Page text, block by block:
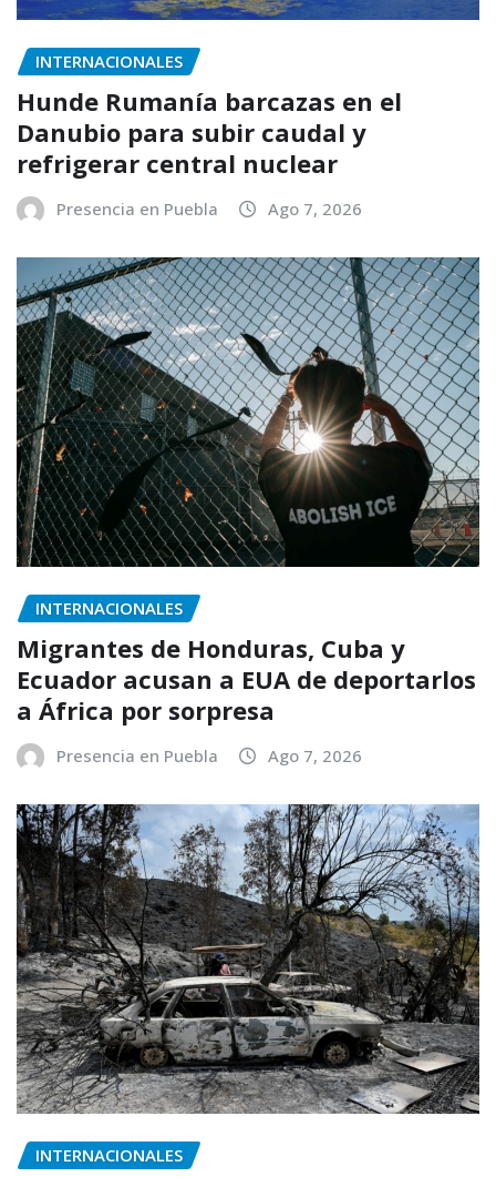
INTERNACIONALES
Hunde Rumanía barcazas en el
Danubio para subir caudal y
refrigerar central nuclear
Presencia en Puebla Ago 7, 2026
INTERNACIONALES
Migrantes de Honduras, Cuba y
Ecuador acusan a EUA de deportarlos
a África por sorpresa
Presencia en Puebla Ago 7, 2026
INTERNACIONALES